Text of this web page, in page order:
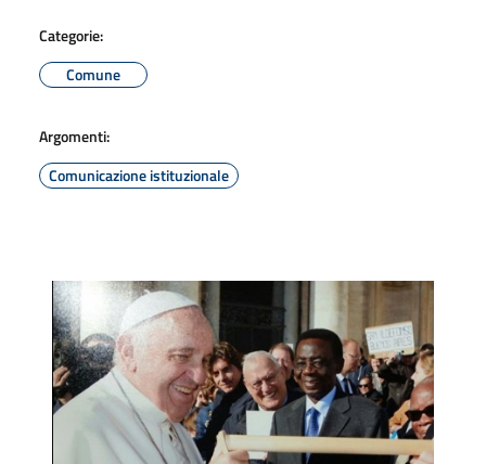
Categorie:
Comune
Argomenti:
Comunicazione istituzionale